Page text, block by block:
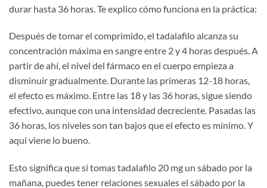
durar hasta 36 horas. Te explico cómo funciona en la práctica:
Después de tomar el comprimido, el tadalafilo alcanza su
concentración máxima en sangre entre 2 y 4 horas después. A
partir de ahí, el nivel del fármaco en el cuerpo empieza a
disminuir gradualmente. Durante las primeras 12-18 horas,
el efecto es máximo. Entre las 18 y las 36 horas, sigue siendo
efectivo, aunque con una intensidad decreciente. Pasadas las
36 horas, los niveles son tan bajos que el efecto es mínimo. Y
aquí viene lo bueno.
Esto significa que si tomas tadalafilo 20 mg un sábado por la
mañana, puedes tener relaciones sexuales el sábado por la